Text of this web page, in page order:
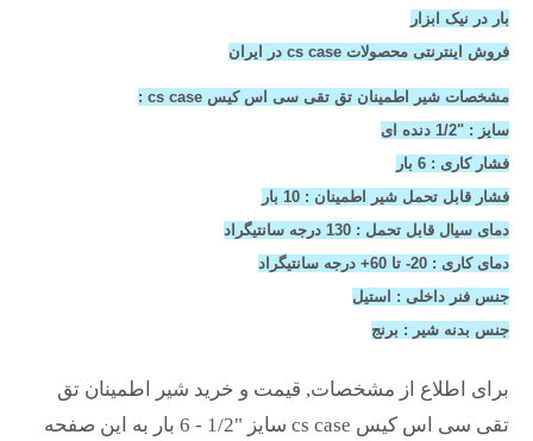
بار در نیک ابزار
فروش اینترنتی محصولات cs case در ایران
مشخصات شیر اطمینان تق تقی سی اس کیس cs case :
سایز : "1/2 دنده ای
فشار کاری : 6 بار
فشار قابل تحمل شیر اطمینان : 10 بار
دمای سیال قابل تحمل : 130 درجه سانتیگراد
دمای کاری : 20- تا 60+ درجه سانتیگراد
جنس فنر داخلی : استیل
جنس بدنه شیر : برنج
برای اطلاع از مشخصات, قیمت و خرید شیر اطمینان تق
تقی سی اس کیس cs case سایز "1/2 - 6 بار به این صفحه